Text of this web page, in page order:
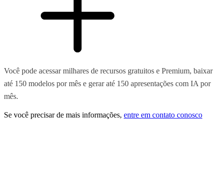
Você pode acessar milhares de recursos gratuitos e Premium, baixar
até 150 modelos por mês e gerar até 150 apresentações com IA por
mês.
Se você precisar de mais informações, entre em contato conosco